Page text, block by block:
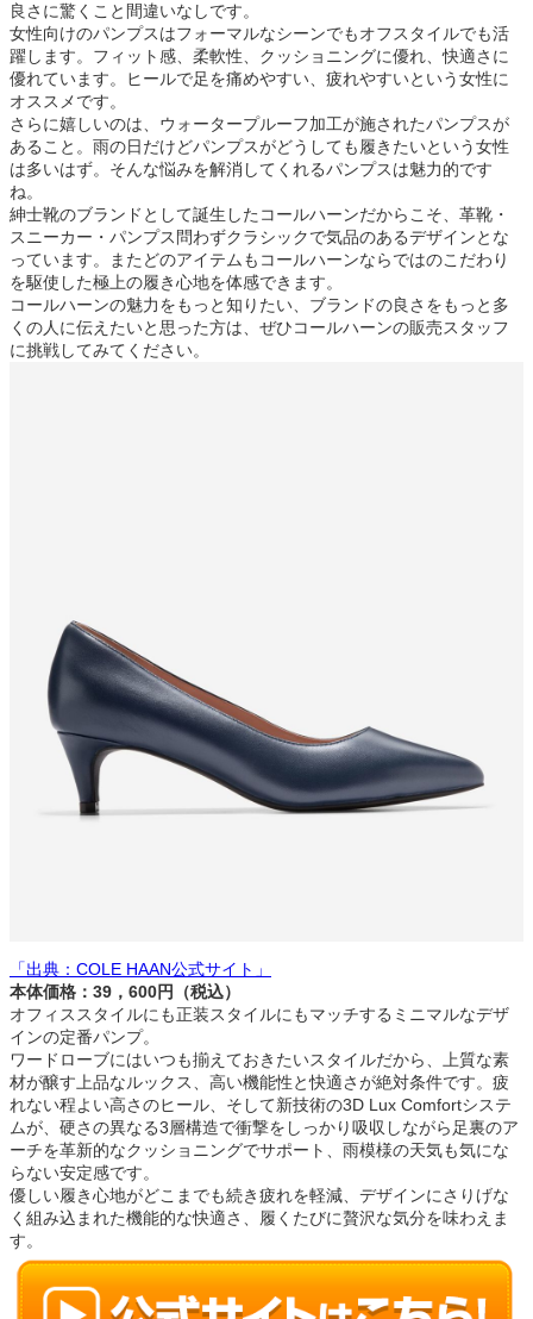
良さに驚くこと間違いなしです。
女性向けのパンプスはフォーマルなシーンでもオフスタイルでも活
躍します。フィット感、柔軟性、クッショニングに優れ、快適さに
優れています。ヒールで足を痛めやすい、疲れやすいという女性に
オススメです。
さらに嬉しいのは、ウォータープルーフ加工が施されたパンプスが
あること。雨の日だけどパンプスがどうしても履きたいという女性
は多いはず。そんな悩みを解消してくれるパンプスは魅力的です
ね。
紳士靴のブランドとして誕生したコールハーンだからこそ、革靴・
スニーカー・パンプス問わずクラシックで気品のあるデザインとな
っています。またどのアイテムもコールハーンならではのこだわり
を駆使した極上の履き心地を体感できます。
コールハーンの魅力をもっと知りたい、ブランドの良さをもっと多
くの人に伝えたいと思った方は、ぜひコールハーンの販売スタッフ
に挑戦してみてください。
「出典：COLE HAAN公式サイト」
本体価格：39，600円（税込）
オフィススタイルにも正装スタイルにもマッチするミニマルなデザ
インの定番パンプ。
ワードローブにはいつも揃えておきたいスタイルだから、上質な素
材が醸す上品なルックス、高い機能性と快適さが絶対条件です。疲
れない程よい高さのヒール、そして新技術の3D Lux Comfortシステ
ムが、硬さの異なる3層構造で衝撃をしっかり吸収しながら足裏のア
ーチを革新的なクッショニングでサポート、雨模様の天気も気にな
らない安定感です。
優しい履き心地がどこまでも続き疲れを軽減、デザインにさりげな
く組み込まれた機能的な快適さ、履くたびに贅沢な気分を味わえま
す。